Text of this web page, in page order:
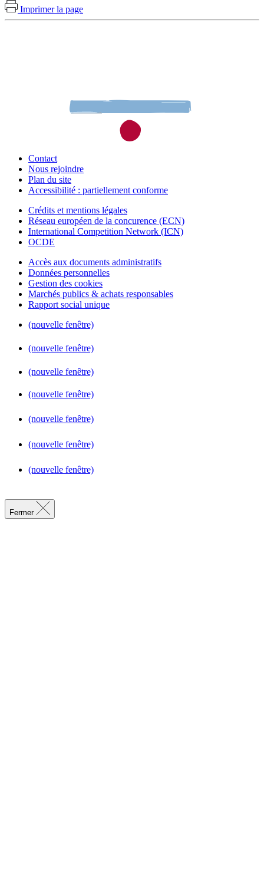
Imprimer la page
Contact
Nous rejoindre
Plan du site
Accessibilité : partiellement conforme
Crédits et mentions légales
Réseau européen de la concurence (ECN)
International Competition Network (ICN)
OCDE
Accès aux documents administratifs
Données personnelles
Gestion des cookies
Marchés publics & achats responsables
Rapport social unique
(nouvelle fenêtre)
(nouvelle fenêtre)
(nouvelle fenêtre)
(nouvelle fenêtre)
(nouvelle fenêtre)
(nouvelle fenêtre)
(nouvelle fenêtre)
Fermer